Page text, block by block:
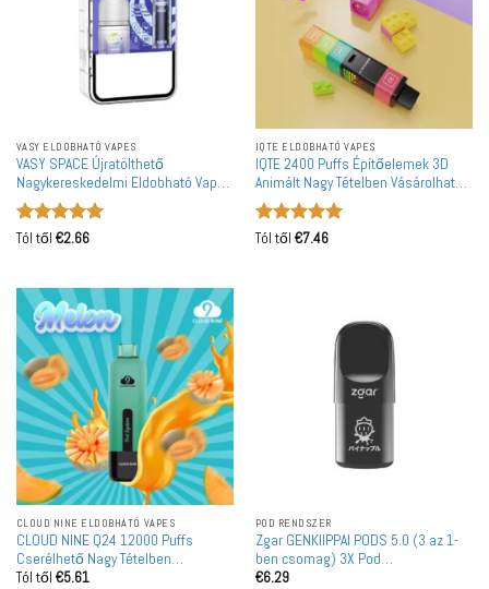
VASY ELDOBHATÓ VAPES
VASY SPACE Újratölthető
Nagykereskedelmi Eldobható Vape
Pod Kit Nagy Tételben Vásárlás
Értékelés:
Tól től €2.66
IQTE ELDOBHATÓ VAPES
IQTE 2400 Puffs Építőelemek 3D
Animált Nagy Tételben Vásárolható
Újratölthető Elhasználható Vape
Nagykereskedelem
Értékelés:
Tól től €7.46
CLOUD NINE ELDOBHATÓ VAPES
CLOUD NINE Q24 12000 Puffs
Cserélhető Nagy Tételben
Vásárolható Újratölthető Eldobható
Tól től €5.61
POD RENDSZER
Zgar GENKIIPPAI PODS 5.0 (3 az 1-
ben csomag) 3X Pod
nagykereskedelem
€6.29